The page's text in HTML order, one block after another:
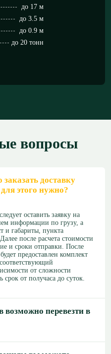
до 17 м
до 3.5 м
до 0.9 м
до 20 тонн
вопросы
доставку
этого нужно?
оставить заявку на
информации по грузу, а
и габариты, пункта
после расчета стоимости
и сроки отправки. После
предоставлен комплект
от сложности
срок от получаса до суток.
возможно перевезти в